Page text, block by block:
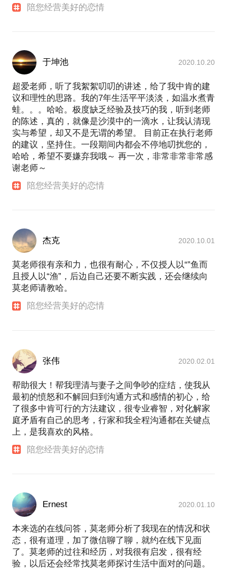
陪您经营美好的恋情
于坤池 2020.10.20
超爱老师，听了我絮絮叨叨的讲述，给了我中肯的建
议和理性的思路。我的7年生活平平淡淡，如温水煮青
蛙。。。哈哈。极度缺乏经验及技巧的我，听到老师
的陈述，真的，就像是沙漠中的一滴水，让我认清现
实与希望，却又不是无谓的希望。 目前正在执行老师
的建议，坚持住。一段期间内都会不停地叨扰您的，
哈哈，希望不要嫌弃我哦～ 再一次，非常非常非常感
谢老师～
陪您经营美好的恋情
杰克 2020.10.01
莫老师很有亲和力，也很有耐心，不仅授人以“”鱼而
且授人以“渔”，后边自己还要不断实践，还会继续向
莫老师请教哈。
陪您经营美好的恋情
张伟 2020.02.01
帮助很大！帮我理清与妻子之间争吵的症结，使我从
最初的愤怒和不解回归到沟通方式和感情的初心，给
了很多中肯可行的方法建议，很专业睿智，对化解家
庭矛盾有自己的思考，行家和我全程沟通都在关键点
上，是我喜欢的风格。
陪您经营美好的恋情
Ernest 2020.01.10
本来选的在线问答，莫老师分析了我现在的情况和状
态，很有道理，加了微信聊了聊，就约在线下见面
了。莫老师的过往和经历，对我很有启发，很有经
验，以后还会经常找莫老师探讨生活中面对的问题。